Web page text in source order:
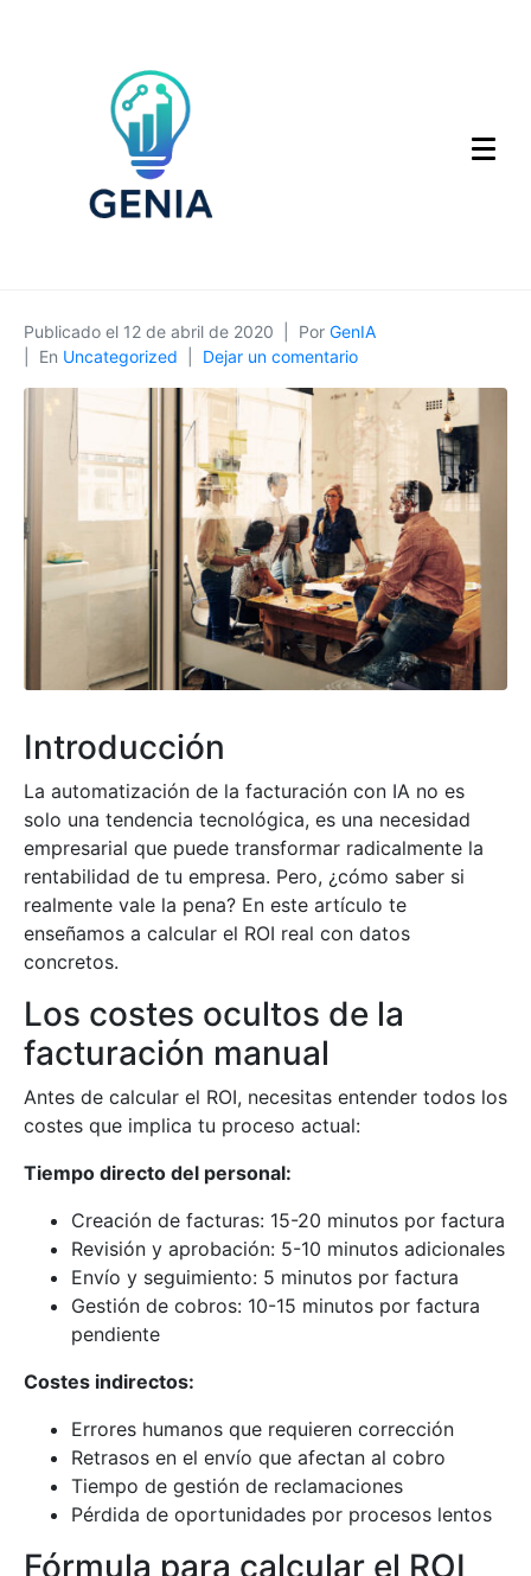
Publicado el 12 de abril de 2020 Por GenIA
En Uncategorized Dejar un comentario
Introducción
La automatización de la facturación con IA no es
solo una tendencia tecnológica, es una necesidad
empresarial que puede transformar radicalmente la
rentabilidad de tu empresa. Pero, ¿cómo saber si
realmente vale la pena? En este artículo te
enseñamos a calcular el ROI real con datos
concretos.
Los costes ocultos de la
facturación manual
Antes de calcular el ROI, necesitas entender todos los
costes que implica tu proceso actual:
Tiempo directo del personal:
Creación de facturas: 15-20 minutos por factura
Revisión y aprobación: 5-10 minutos adicionales
Envío y seguimiento: 5 minutos por factura
Gestión de cobros: 10-15 minutos por factura
pendiente
Costes indirectos:
Errores humanos que requieren corrección
Retrasos en el envío que afectan al cobro
Tiempo de gestión de reclamaciones
Pérdida de oportunidades por procesos lentos
Fórmula para calcular el ROI